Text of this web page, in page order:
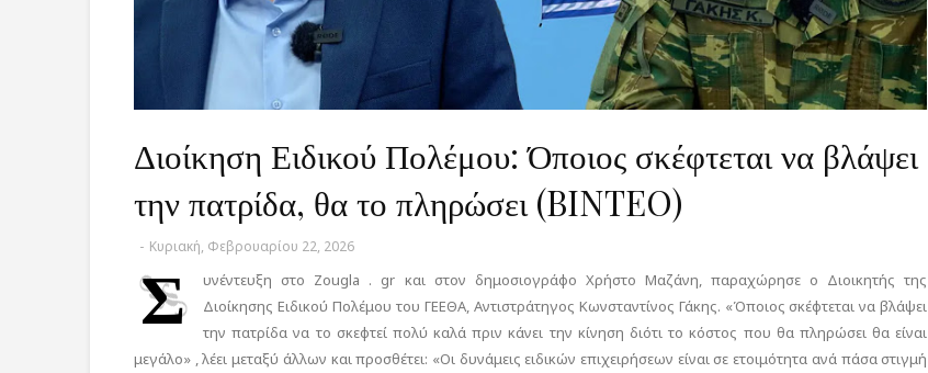
Διοίκηση Ειδικού Πολέμου: Όποιος σκέφτεται να βλάψει
την πατρίδα, θα το πληρώσει (BINTEO)
- Κυριακή, Φεβρουαρίου 22, 2026
Σ
υνέντευξη στο Zougla . gr και στον δημοσιογράφο Χρήστο Μαζάνη, παραχώρησε ο Διοικητής της
Διοίκησης Ειδικού Πολέμου του ΓΕΕΘΑ, Αντιστράτηγος Κωνσταντίνος Γάκης. «Όποιος σκέφτεται να βλάψει
την πατρίδα να το σκεφτεί πολύ καλά πριν κάνει την κίνηση διότι το κόστος που θα πληρώσει θα είναι
μεγάλο» , λέει μεταξύ άλλων και προσθέτει: «Οι δυνάμεις ειδικών επιχειρήσεων είναι σε ετοιμότητα ανά πάσα στιγμή